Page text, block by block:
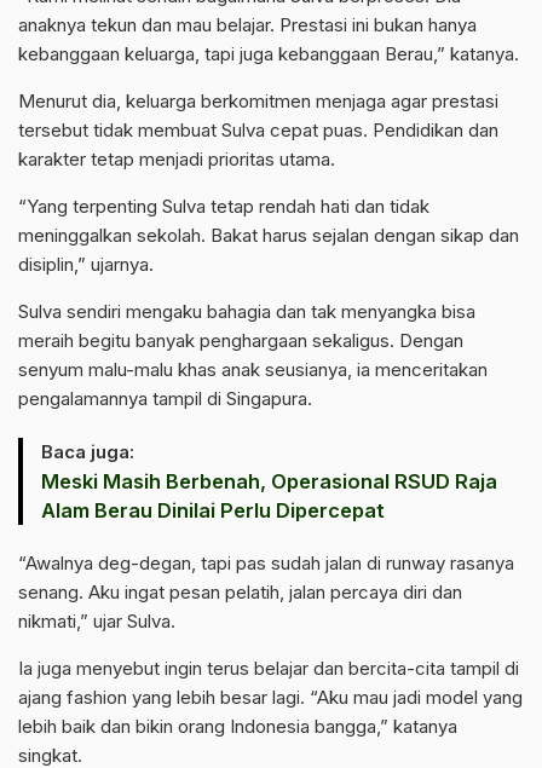
anaknya tekun dan mau belajar. Prestasi ini bukan hanya
kebanggaan keluarga, tapi juga kebanggaan Berau,” katanya.
Menurut dia, keluarga berkomitmen menjaga agar prestasi
tersebut tidak membuat Sulva cepat puas. Pendidikan dan
karakter tetap menjadi prioritas utama.
“Yang terpenting Sulva tetap rendah hati dan tidak
meninggalkan sekolah. Bakat harus sejalan dengan sikap dan
disiplin,” ujarnya.
Sulva sendiri mengaku bahagia dan tak menyangka bisa
meraih begitu banyak penghargaan sekaligus. Dengan
senyum malu-malu khas anak seusianya, ia menceritakan
pengalamannya tampil di Singapura.
Baca juga:
Meski Masih Berbenah, Operasional RSUD Raja
Alam Berau Dinilai Perlu Dipercepat
“Awalnya deg-degan, tapi pas sudah jalan di runway rasanya
senang. Aku ingat pesan pelatih, jalan percaya diri dan
nikmati,” ujar Sulva.
Ia juga menyebut ingin terus belajar dan bercita-cita tampil di
ajang fashion yang lebih besar lagi. “Aku mau jadi model yang
lebih baik dan bikin orang Indonesia bangga,” katanya
singkat.